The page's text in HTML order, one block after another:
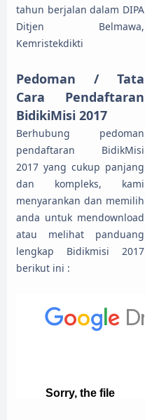
tahun berjalan dalam DIPA
Ditjen Belmawa,
Kemristekdikti
Pedoman / Tata
Cara Pendaftaran
BidikiMisi 2017
Berhubung pedoman
pendaftaran BidikMisi
2017 yang cukup panjang
dan kompleks, kami
menyarankan dan memilih
anda untuk mendownload
atau melihat panduang
lengkap Bidikmisi 2017
berikut ini :